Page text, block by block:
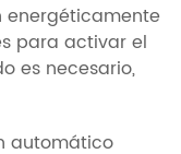
energéticamente
para activar el
es necesario,
automático